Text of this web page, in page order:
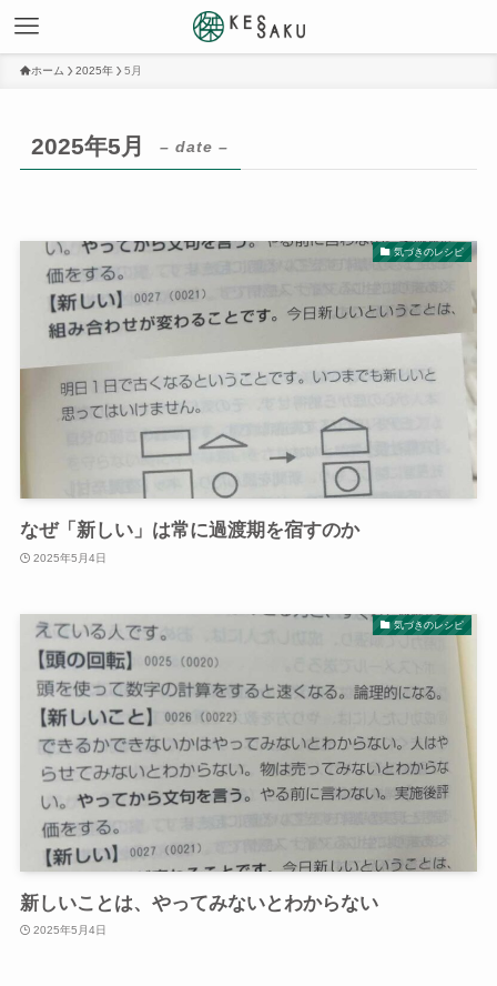
ホーム 2025年 5月
2025年5月 – date –
気づきのレシピ
なぜ「新しい」は常に過渡期を宿すのか
2025年5月4日
気づきのレシピ
新しいことは、やってみないとわからない
2025年5月4日